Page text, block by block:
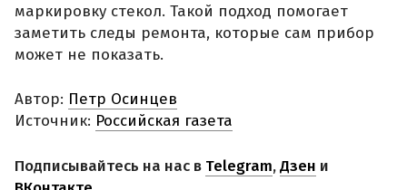
маркировку стекол. Такой подход помогает
заметить следы ремонта, которые сам прибор
может не показать.
Автор: Петр Осинцев
Источник: Российская газета
Подписывайтесь на нас в Telegram,Дзен и